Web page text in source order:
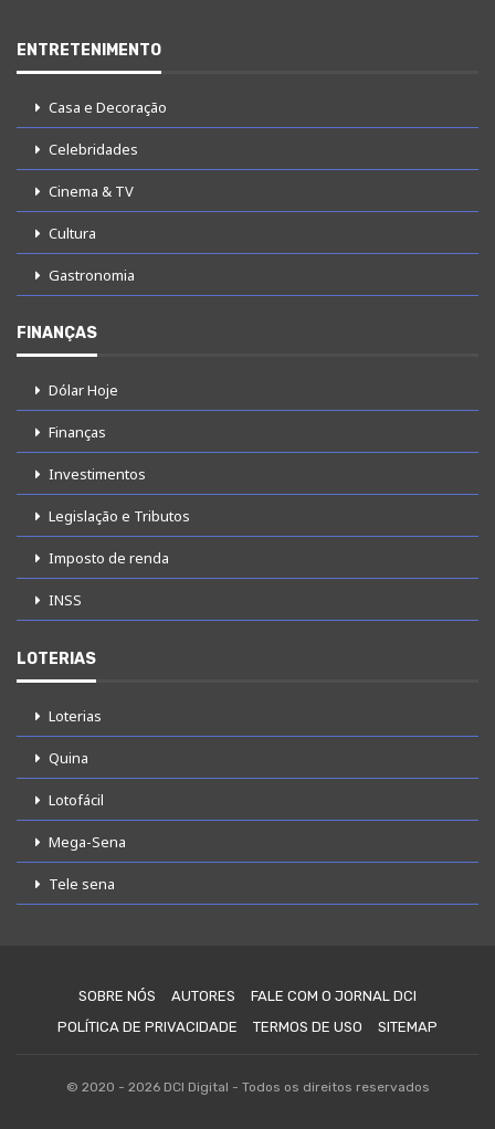
ENTRETENIMENTO
Casa e Decoração
Celebridades
Cinema & TV
Cultura
Gastronomia
FINANÇAS
Dólar Hoje
Finanças
Investimentos
Legislação e Tributos
Imposto de renda
INSS
LOTERIAS
Loterias
Quina
Lotofácil
Mega-Sena
Tele sena
SOBRE NÓS AUTORES
FALE COM O JORNAL DCI
POLÍTICA DE PRIVACIDADE
TERMOS DE USO SITEMAP
© 2020 - 2026 DCI Digital - Todos os direitos reservados